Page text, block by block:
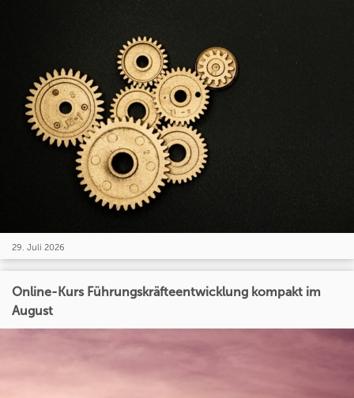
29. Juli 2026
Online-Kurs Führungskräfteentwicklung kompakt im
August